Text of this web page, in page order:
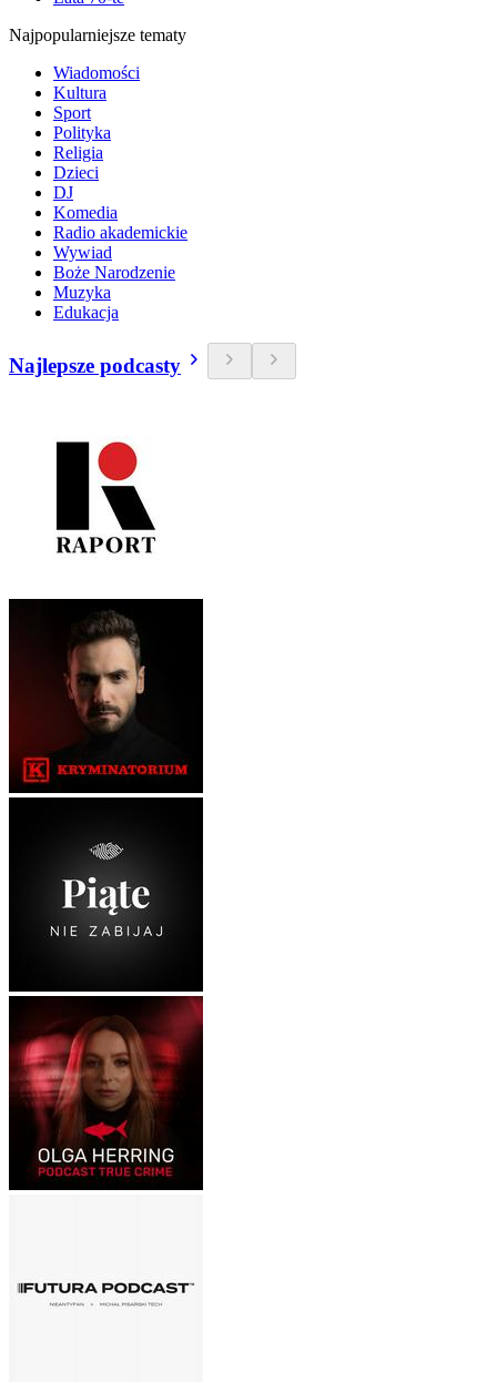
Najpopularniejsze tematy
Wiadomości
Kultura
Sport
Polityka
Religia
Dzieci
DJ
Komedia
Radio akademickie
Wywiad
Boże Narodzenie
Muzyka
Edukacja
Najlepsze podcasty